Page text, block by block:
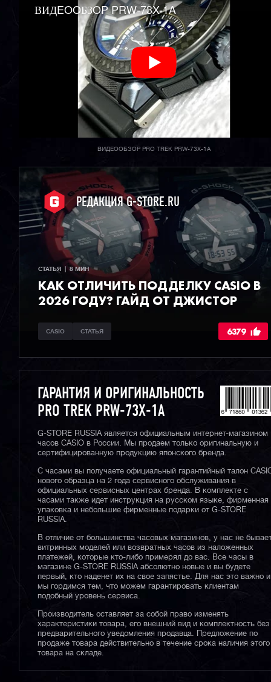
ВИДEOOБЗOP PRW-73X-1A
ВИДЕООБЗОР PRO TREK PRW-73X-1A
РЕДАКЦИЯ G-STORE.RU
СТАТЬЯ  |  8 МИН
КАК ОТЛИЧИТЬ ПОДДЕЛКУ CASIO В
2026 ГОДУ? ГАЙД ОТ ДЖИСТОР
CASIO СТАТЬЯ 6379
ГАРАНТИЯ И ОРИГИНАЛЬНОСТЬ
PRO TREK PRW-73X-1A
G-STORE RUSSIA является официальным интернет-магазином
часов CASIO в России. Мы продаем только оригинальную и
сертифицированную продукцию японского бренда.
С часами вы получаете официальный гарантийный талон
нового образца на 2 года сервисного обслуживания в
официальных сервисных центрах бренда. В комплекте с
часами также идет инструкция на русском языке, фирменная
упаковка и небольшие фирменные подарки от G-STORE
RUSSIA.
В отличие от большинства часовых магазинов, у нас не
витринных моделей или возвратных часов из наложенных
платежей, которые кто-либо примерял до вас. Все часы в
магазине G-STORE RUSSIA абсолютно новые и вы будете
первый, кто наденет их на свое запястье. Для нас это важно и
мы гордимся тем, что можем гарантировать клиентам
подобный уровень сервиса.
Производитель оставляет за собой право изменять
характеристики товара, его внешний вид и комплектность без
предварительного уведомления продавца. Предложение по
продаже товара действительно в течение срока наличия этого
товара на складе.